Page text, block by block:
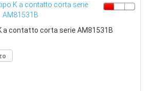
K a contatto corta serie
AM81531B
a contatto corta serie AM81531B